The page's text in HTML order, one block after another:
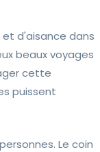
d'aisance dans
beaux voyages
cette
puissent
Le coin